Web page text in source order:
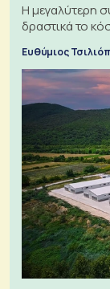
Η μεγαλύτερη
δραστικά το
Ευθύμιος